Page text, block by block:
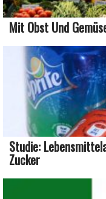
Mit Obst Und
Studie:
Zucker